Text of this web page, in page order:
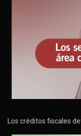
Los créditos fiscales